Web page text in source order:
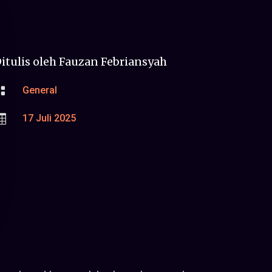
olehFauzan Febriansyah
General
17 Juli 2025